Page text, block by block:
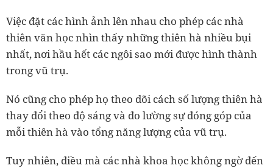
Việc đặt các hình ảnh lên nhau cho phép các nhà
thiên văn học nhìn thấy những thiên hà nhiều bụi
nhất, nơi hầu hết các ngôi sao mới được hình thành
trong vũ trụ.
Nó cũng cho phép họ theo dõi cách số lượng thiên hà
thay đổi theo độ sáng và đo lường sự đóng góp của
mỗi thiên hà vào tổng năng lượng của vũ trụ.
Tuy nhiên, điều mà các nhà khoa học không ngờ đến